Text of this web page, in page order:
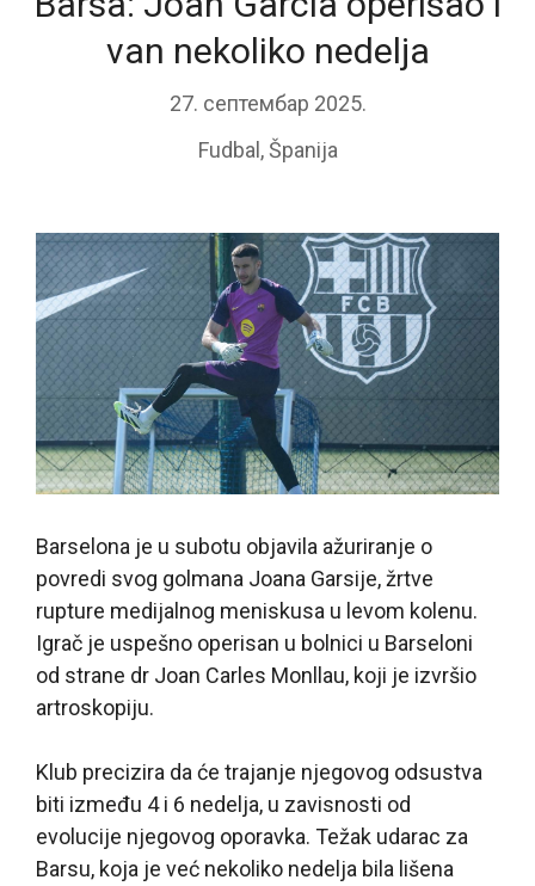
van nekoliko nedelja
27. септембар 2025.
Fudbal ,Španija
Barselona je u subotu objavila ažuriranje o
povredi svog golmana Joana Garsije, žrtve
rupture medijalnog meniskusa u levom kolenu.
Igrač je uspešno operisan u bolnici u Barseloni
od strane dr Joan Carles Monllau, koji je izvršio
artroskopiju.
Klub precizira da će trajanje njegovog odsustva
biti između 4 i 6 nedelja, u zavisnosti od
evolucije njegovog oporavka. Težak udarac za
Barsu, koja je već nekoliko nedelja bila lišena